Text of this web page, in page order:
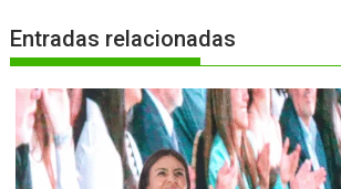
Entradas relacionadas